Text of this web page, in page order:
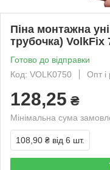
Піна монтажна
трубочка) VolkFix
Готово до відправки
Код: VOLK0750
Опт і
128,25 ₴
Мінімальна сума
108,90 ₴ від 6 шт.